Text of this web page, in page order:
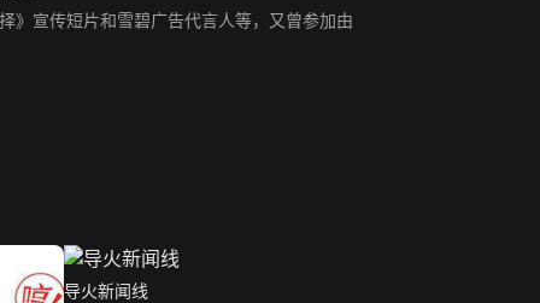
》宣传短片和雪碧广告代言人等，又曾参加由
导火新闻线